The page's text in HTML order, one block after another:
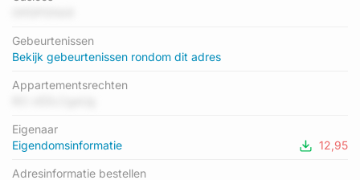
heeft als status: 'verblijfsobject in gebruik'. Het pand waarin dit
adres ligt heeft als status: 'pand in gebruik'.
Gebeurtenissen
Bekijk gebeurtenissen rondom dit adres
Appartementsrechten
Eigenaar
Eigendomsinformatie
12,95
Adresinformatie bestellen